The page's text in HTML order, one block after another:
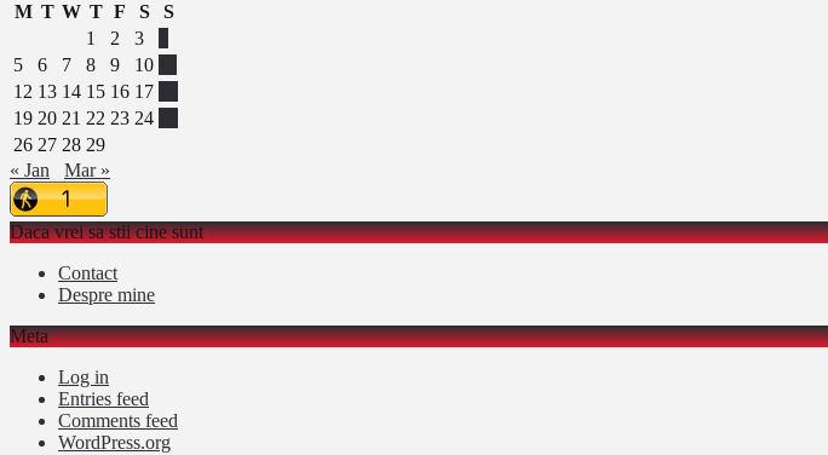
M T W T F S
S
1
2 3
5
6 7 8 9 10
12 13 14 15 16 17
19 20 21 22 23 24
26 27 28 29
« Jan
Mar »
Daca vrei sa stii cine sunt
Contact
Despre mine
Meta
Log in
Entries feed
Comments feed
WordPress.org